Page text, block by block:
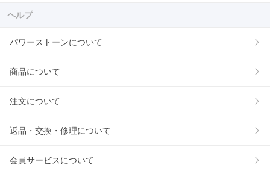
ヘルプ
パワーストーンについて
商品について
注文について
返品・交換・修理について
会員サービスについて